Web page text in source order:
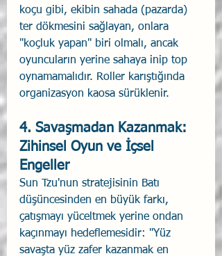
koçu gibi, ekibin sahada (pazarda)
ter dökmesini sağlayan, onlara
"koçluk yapan" biri olmalı, ancak
oyuncuların yerine sahaya inip top
oynamamalıdır. Roller karıştığında
organizasyon kaosa sürüklenir.
4. Savaşmadan Kazanmak:
Zihinsel Oyun ve İçsel
Engeller
Sun Tzu'nun stratejisinin Batı
düşüncesinden en büyük farkı,
çatışmayı yüceltmek yerine ondan
kaçınmayı hedeflemesidir: "Yüz
savaşta yüz zafer kazanmak en